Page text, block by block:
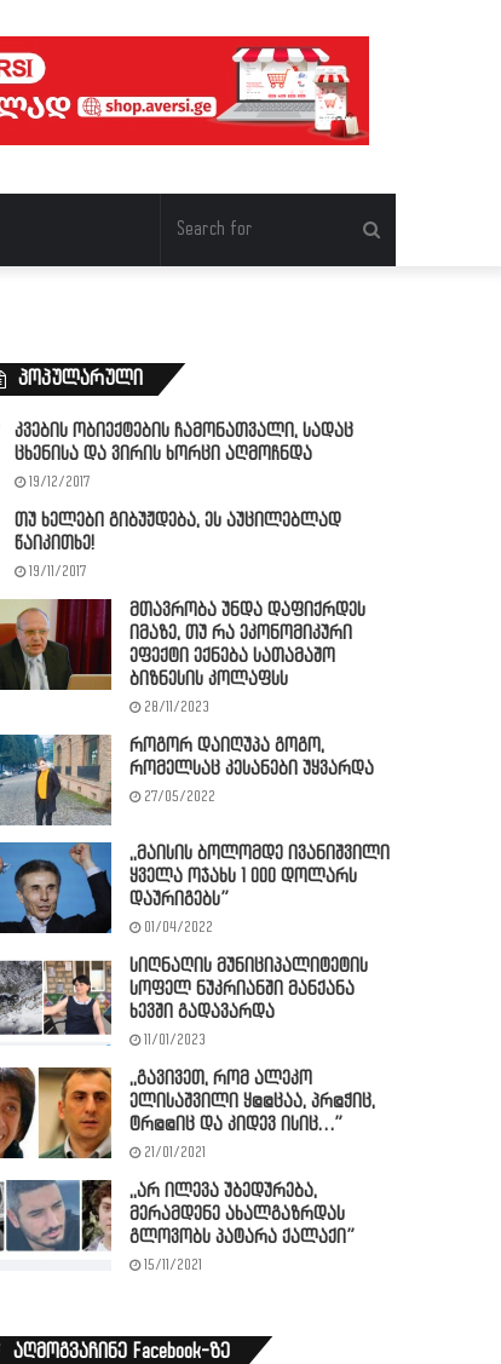
პოპულარული
კვების ობიექტების ჩამონათვალი, სადაც
ცხენისა და ვირის ხორცი აღმოჩნდა
19/12/2017
თუ ხელები გიბუჟდება, ეს აუცილებლად
წაიკითხე!
19/11/2017
მთავრობა უნდა დაფიქრდეს
იმაზე, თუ რა ეკონომიკური
ეფექტი ექნება სათამაშო
ბიზნესის კოლაფსს
28/11/2023
როგორ დაიღუპა გოგო,
რომელსაც კესანები უყვარდა
27/05/2022
,,მაისის ბოლომდე ივანიშვილი
ყველა ოჯახს 1 000 დოლარს
დაურიგებს”
01/04/2022
სიღნაღის მუნიციპალიტეტის
სოფელ ნუკრიანში მანქანა
ხევში გადავარდა
11/01/2023
,,გავივეთ, რომ ალეკო
ელისაშვილი ყ@@ცაა, პრ@ჭიც,
ტრ@@იც და კიდევ ისიც…”
21/01/2021
,,არ ილევა უბედურება,
მერამდენე ახალგაზრდას
გლოვობს პატარა ქალაქი”
15/11/2021
აღმოგვაჩინე Facebook-ზე